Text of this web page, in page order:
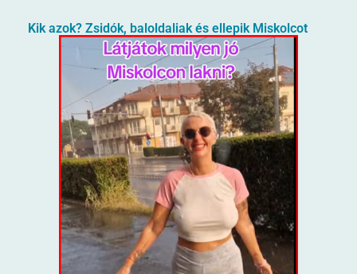
Kik azok? Zsidók, baloldaliak és ellepik Miskolcot